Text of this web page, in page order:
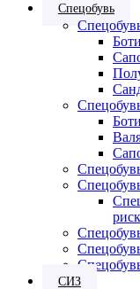
Спецобувь
СИЗ